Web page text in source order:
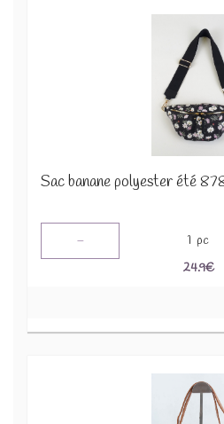
Sac banane polyester été
- 1 pc
24.9€